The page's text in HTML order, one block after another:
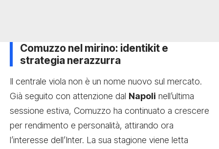
Comuzzo nel mirino: identikit e
strategia nerazzurra
Il centrale viola non è un nome nuovo sul mercato.
Già seguito con attenzione dal Napoli nell’ultima
sessione estiva, Comuzzo ha continuato a crescere
per rendimento e personalità, attirando ora
l’interesse dell’Inter. La sua stagione viene letta